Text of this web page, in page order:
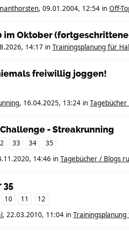
, 09.01.2004, 12:54 in Off-
im Oktober
14:17 in Trainingsplanung für
freiwillig joggen!
, 16.04.2025, 13:24 in
- Streakrunning
33 34
35
14:46 in Tagebücher / Blogs
35
10 11
12
, 22.03.2010, 11:04 in